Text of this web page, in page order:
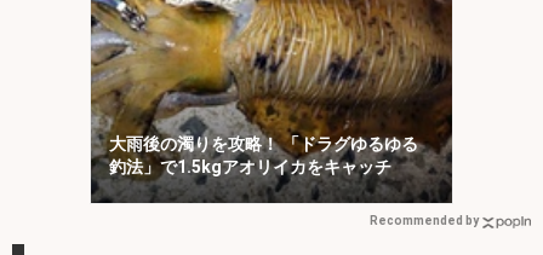
大雨後の濁りを攻略！ 「ドラグゆるゆる
釣法」で1.5kgアオリイカをキャッチ
Recommended by